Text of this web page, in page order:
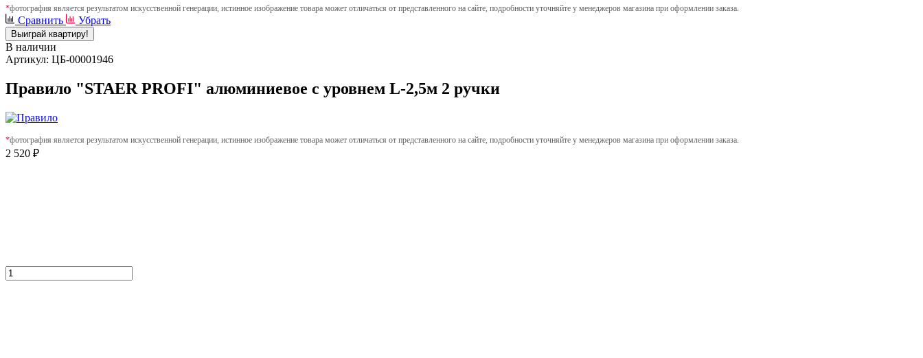
*фотография является результатом искусственной генерации, истинное изображение товара может отличаться от представленного на сайте, подробности уточняйте у менеджеров магазина при оформлении заказа.
Сравнить Убрать
Выиграй квартиру!
В наличии
Артикул: ЦБ-00001946
Правило "STAER PROFI" алюминиевое с уровнем L-2,5м 2 ручки
*фотография является результатом искусственной генерации, истинное изображение товара может отличаться от представленного на сайте, подробности уточняйте у менеджеров магазина при оформлении заказа.
2 520 ₽